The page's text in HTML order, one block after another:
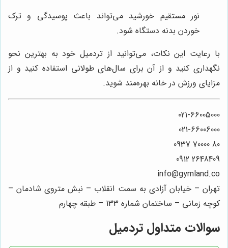
نور مستقیم خورشید می‌تواند باعث پوسیدگی و ترک
خوردن بدنه دستگاه شود.
با رعایت این نکات، می‌توانید از تردمیل خود به بهترین نحو
نگهداری کنید و از آن برای سال‌های طولانی استفاده کنید و از
مزایای ورزش در خانه بهره‌مند شوید.
021-66005000
021-66006000
80 70000 0937
2648409 0912
info@gymland.co
تهران – خیابان آزادی به سمت انقلاب – نبش متروی شادمان –
کوچه زمانی – ساختمان شماره 133 – طبقه چهارم
سوالات متداول تردمیل